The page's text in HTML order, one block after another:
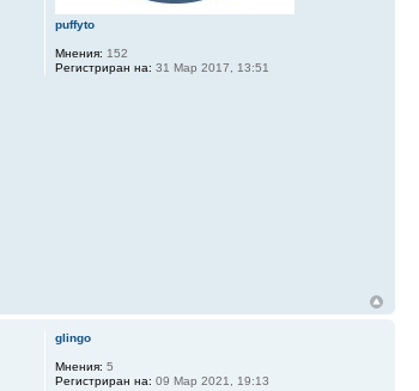
puffyto
Мнения: 152
Регистриран на: 31 Мар 2017, 13:51
glingo
Мнения: 5
Регистриран на: 09 Мар 2021, 19:13